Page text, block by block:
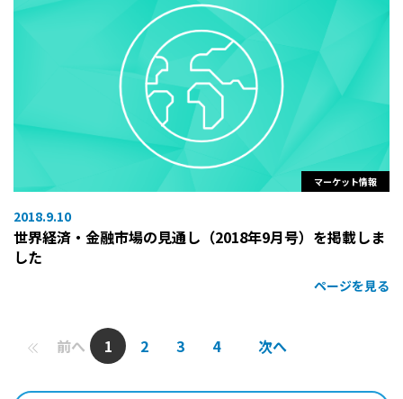
マーケット情報
2018.9.10
世界経済・金融市場の見通し（2018年9月号）を掲載しま
した
ページを見る
前へ 1 2 3 4 次へ